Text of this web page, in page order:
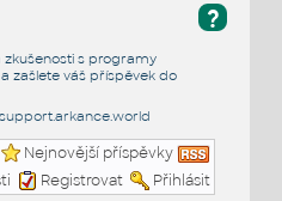
?
zkušenosti s programy
zašlete váš příspěvek do
Nejnovější příspěvky
Registrovat Přihlásit